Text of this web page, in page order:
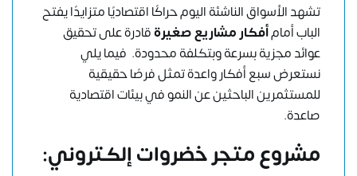
تشهد الأسواق الناشئة اليوم حراكًا اقتصاديًا متزايدًا يفتح
الباب أمامأفكار مشاريع صغيرةقادرة على تحقيق
عوائد مجزية بسرعة وبتكلفة محدودة. فيما يلي
نستعرض سبع أفكار واعدة تمثل فرصًا حقيقية
للمستثمرين الباحثين عن النمو في بيئات اقتصادية
صاعدة.
مشروع متجر خضروات إلكتروني: